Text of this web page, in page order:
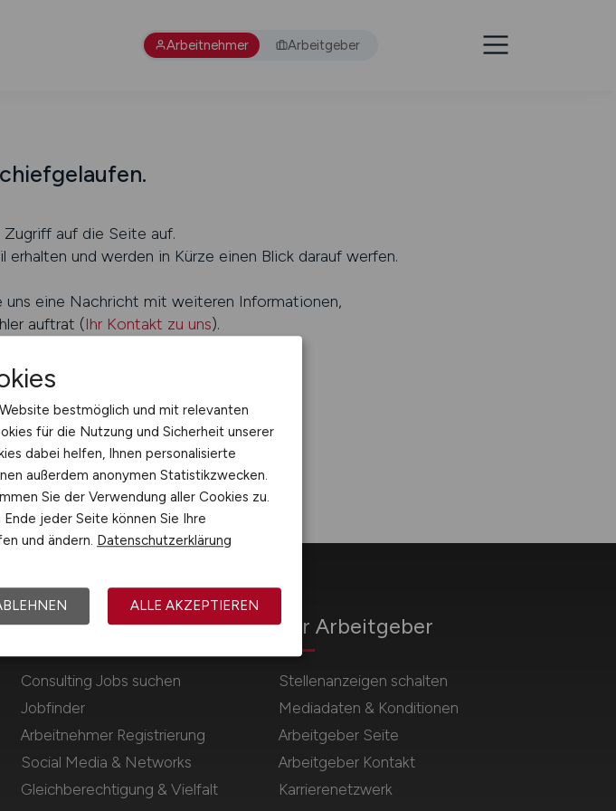
Arbeitnehmer Arbeitgeber
auf die Seite auf.
und werden in Kürze einen Blick darauf werfen.
eine Nachricht mit weiteren Informationen,
auftrat (Ihr Kontakt zu uns).
Für Arbeitnehmer
Consulting Jobs suchen
Jobfinder
Arbeitnehmer Registrierung
Social Media & Networks
Gleichberechtigung & Vielfalt
Für Arbeitgeber
Stellenanzeigen schalten
Mediadaten & Konditionen
Arbeitgeber Seite
Arbeitgeber Kontakt
Karrierenetzwerk
bestmöglich und mit relevanten
für die Nutzung und Sicherheit unserer
dabei helfen, Ihnen personalisierte
außerdem anonymen Statistikzwecken.
Sie der Verwendung aller Cookies zu.
jeder Seite können Sie Ihre
und ändern. Datenschutzerklärung
ALLE AKZEPTIEREN